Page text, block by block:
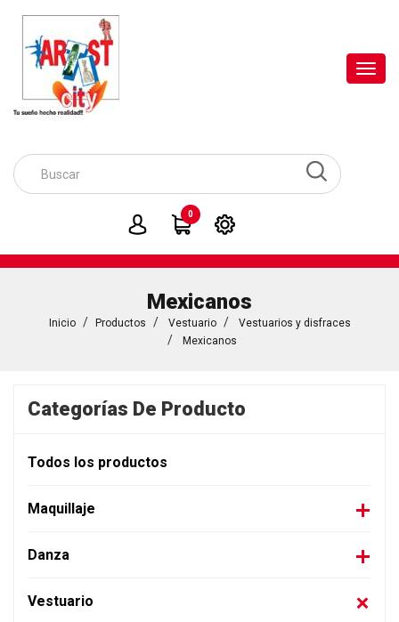
0
Mexicanos
Inicio Productos Vestuario
Vestuarios y disfraces
Mexicanos
Categorías De Producto
Todos los productos
Maquillaje
Danza
Vestuario